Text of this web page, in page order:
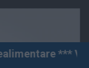
angro și cu